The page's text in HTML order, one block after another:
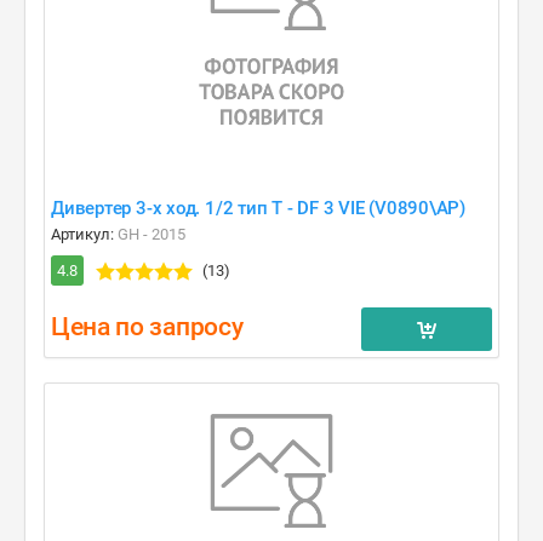
Дивертер 3-х ход. 1/2 тип T - DF 3 VIE (V0890\AP)
Артикул: GH - 2015
4.8
(13)
Цена по запросу